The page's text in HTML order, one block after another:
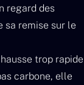
regard des
sa remise sur le
trop rapide
carbone, elle